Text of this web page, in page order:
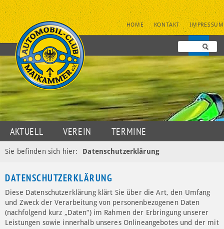
NAVIGATION
ÜBERSPRINGEN
HOME KONTAKT IMPRESSUM
NAVIGATION
ÜBERSPRINGEN
AKTUELL VEREIN
TERMINE
JUGENDSPORT
MOTORSPORT
OLDTIMER
DATENSCHUTZ
Sie befinden sich hier: Datenschutzerklärung
DATENSCHUTZERKLÄRUNG
Diese Datenschutzerklärung klärt Sie über die Art, den Umfang
und Zweck der Verarbeitung von personenbezogenen Daten
(nachfolgend kurz „Daten“) im Rahmen der Erbringung unserer
Leistungen sowie innerhalb unseres Onlineangebotes und der mit